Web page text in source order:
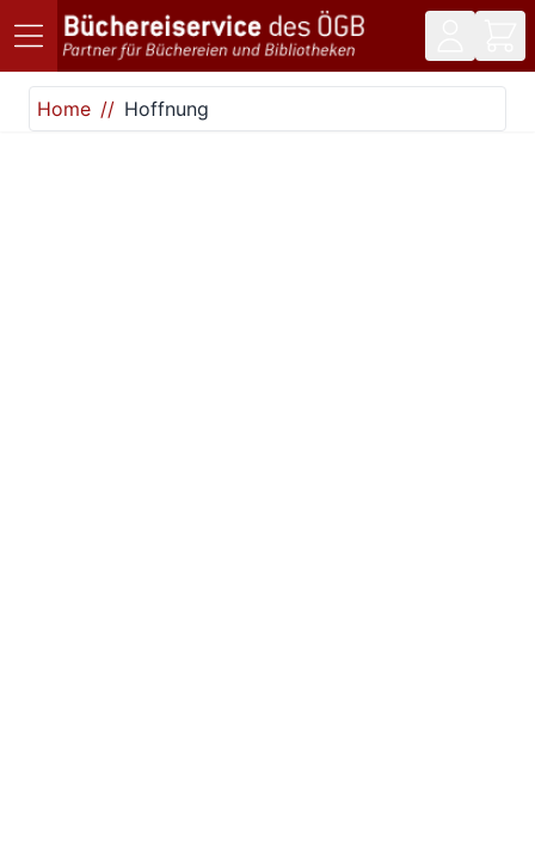
Direkt zum Inhalt
Home
Hoffnung